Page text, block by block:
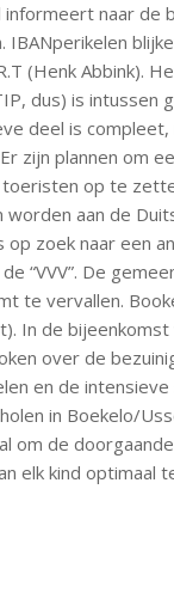
informeert naar de
IBANperikelen
(Henk Abbink).
dus) is intussen
deel is compleet,
zijn plannen om
op te
worden aan de
op zoek naar een
“VVV”. De
te vervallen.
In de
over de
en de intensieve
in Boekelo/
om de doorgaande
elk kind optimaal